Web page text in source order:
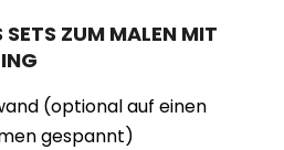
SETS ZUM MALEN MIT
(optional auf einen
gespannt)